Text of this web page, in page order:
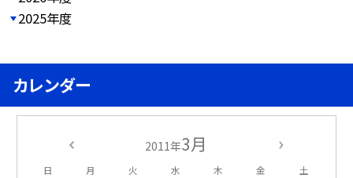
2025年度
カレンダー
2011年3月
日 月 火 水 木 金 土